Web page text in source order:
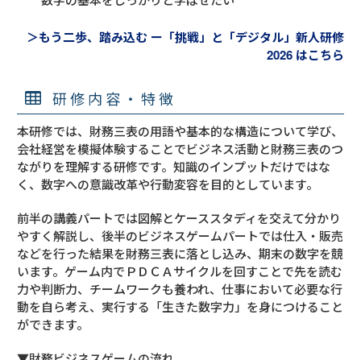
＞もう二歩、踏み込む ー「挑戦」と「デジタル」新人研修
2026 はこちら
研修内容・特徴
本研修では、財務三表の用語や基本的な構造について学び、
会社経営を模擬体験することでビジネス活動と財務三表のつ
ながりを理解する研修です。知識のインプットだけではな
く、数字への意識改革や行動変容を目的としています。
前半の講義パートでは図解とケーススタディを交えて分かり
やすく解説し、後半のビジネスゲームパートでは仕入・販売
などを行った結果を財務三表に落とし込み、期末の数字を競
います。ゲーム内でＰＤＣＡサイクルを回すことで先を読む
力や判断力、チームワークも養われ、仕事において必要な行
動を自ら考え、実行する「生きた数字力」を身につけること
ができます。